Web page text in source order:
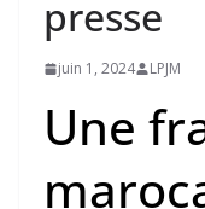
presse
juin 1, 2024 LPJM
Une